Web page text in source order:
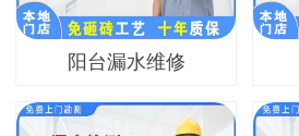
阳台漏水维修